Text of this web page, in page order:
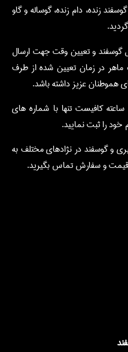
زنده، دام زنده، گوساله و گاو
گوسفند و تعیین وقت جهت ارسال
ماهر در زمان تعیین شده از طرف
هموطنان عزیز داشته باشد.
برای دریافت خدمات ما به صورت 24 ساعته کافیست تنها با شماره های
را ثبت نمایید.
و گوسفند در نژادهای مختلف به
قیمت و سفارش تماس بگیرید.